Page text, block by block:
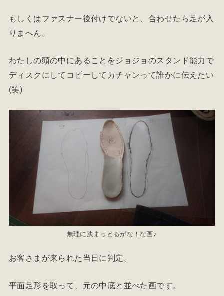
もしくはファスナー後付けでないと、合わせたら足が入
りまへん。
わたしの頭の中にあることをジョジョのスタンド能力で
ディスクにしてコピーしてカチャンって誰かに伝えたい
(笑)
無理に決まっとるがな！な画♪
お客さまが来られた当日に判定。
平面足形を取って、元の中底と並べた画です。